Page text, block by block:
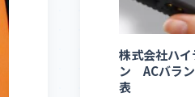
株式会社ハ
ン ACバラ
表